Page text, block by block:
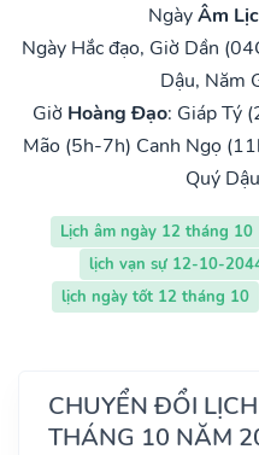
NgàyÂm
Ngày Hắc đạo, Giờ Dần
Dậu, Năm
Giờ Hoàng Đạo: Giáp Tý
Mão (5h-7h) Canh Ngọ
Quý
Lịch âm ngày 12 tháng 10
lịch vạn sự 12-10-
lịch ngày tốt 12 tháng 10
CHUYỂN ĐỔI
THÁNG 10 NĂM